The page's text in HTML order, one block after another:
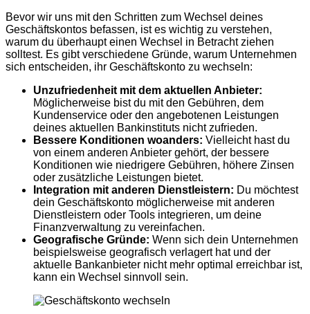
Bevor wir uns mit den Schritten zum Wechsel deines
Geschäftskontos befassen, ist es wichtig zu verstehen,
warum du überhaupt einen Wechsel in Betracht ziehen
solltest. Es gibt verschiedene Gründe, warum Unternehmen
sich entscheiden, ihr Geschäftskonto zu wechseln:
Unzufriedenheit mit dem aktuellen Anbieter:
Möglicherweise bist du mit den Gebühren, dem
Kundenservice oder den angebotenen Leistungen
deines aktuellen Bankinstituts nicht zufrieden.
Bessere Konditionen woanders: Vielleicht hast du
von einem anderen Anbieter gehört, der bessere
Konditionen wie niedrigere Gebühren, höhere Zinsen
oder zusätzliche Leistungen bietet.
Integration mit anderen Dienstleistern: Du möchtest
dein Geschäftskonto möglicherweise mit anderen
Dienstleistern oder Tools integrieren, um deine
Finanzverwaltung zu vereinfachen.
Geografische Gründe: Wenn sich dein Unternehmen
beispielsweise geografisch verlagert hat und der
aktuelle Bankanbieter nicht mehr optimal erreichbar ist,
kann ein Wechsel sinnvoll sein.